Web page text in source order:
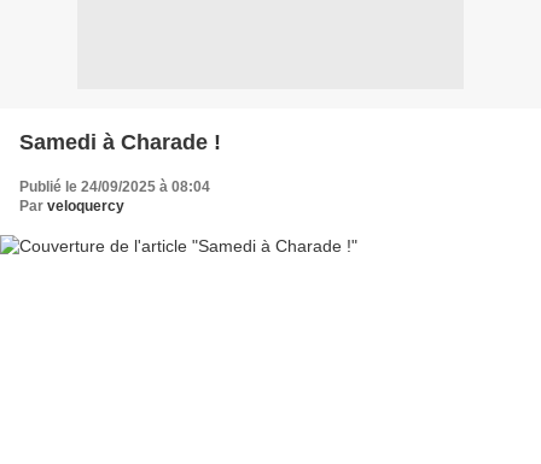
Samedi à Charade !
Publié le 24/09/2025 à 08:04
Par veloquercy